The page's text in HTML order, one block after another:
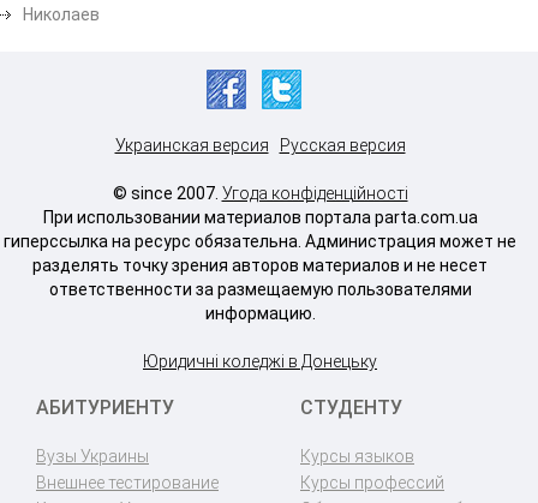
Николаев
Украинская версия Русская версия
© since 2007. Угода конфіденційності
При использовании материалов портала parta.com.ua
гиперссылка на ресурс обязательна. Администрация может не
разделять точку зрения авторов материалов и не несет
ответственности за размещаемую пользователями
информацию.
Юридичні коледжі в Донецьку
АБИТУРИЕНТУ
Вузы Украины
Внешнее тестирование
СТУДЕНТУ
Курсы языков
Курсы профессий